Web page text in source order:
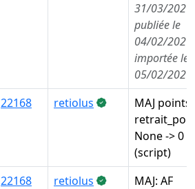
31/03/2026,
publiée le
04/02/2026,
importée le
05/02/2026)
22168 retiolus
MAJ points:
None -> 0
(script)
22168 retiolus
MAJ: AF